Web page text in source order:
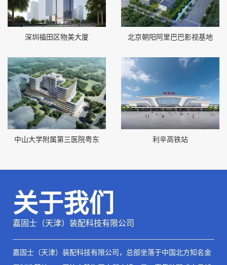
深圳福田区物美大厦 北京朝阳阿里巴巴影视基地
中山大学附属第三医院粤东 利辛高铁站
关于我们
嘉固士（天津）装配科技有限公司
嘉固士（天津）装配科技有限公司，总部坐落于中国北方知名金